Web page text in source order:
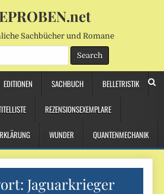
Sachbücher und Romane
EDITIONEN SACHBUCH BELLETRISTIK
REZENSIONSEXEMPLARE
WUNDER QUANTENMECHANIK
Jaguarkrieger